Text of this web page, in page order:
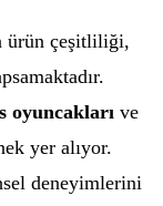
ürün çeşitliliği,
oyuncakları ve
yer alıyor.
deneyimlerini